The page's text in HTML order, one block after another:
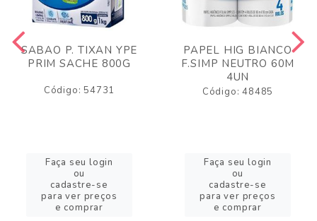
SABAO P. TIXAN YPE
PRIM SACHE 800G
Código: 54731
Faça seu login
ou
cadastre-se
para ver preços
e comprar
PAPEL HIG BIANCO
F.SIMP NEUTRO 60M
4UN
Código: 48485
Faça seu login
ou
cadastre-se
para ver preços
e comprar